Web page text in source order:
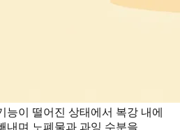
능이 떨어진 상태에서 복강 내에
내며 노폐물과 과잉 수분을